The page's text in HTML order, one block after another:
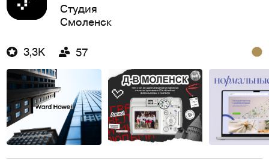
Студия
Смоленск
3,3K 57